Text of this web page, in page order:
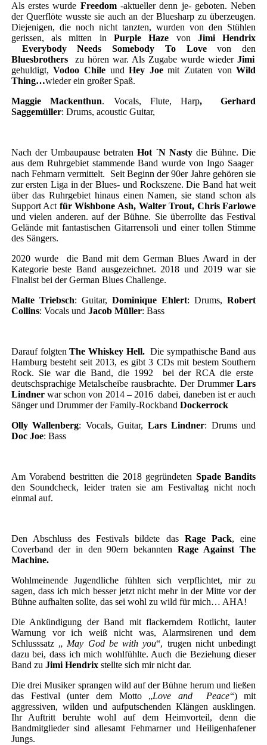
Als erstes wurde Freedom-aktueller denn je- geboten. Neben
der Querflöte wusste sie auch an der Bluesharp zu überzeugen.
Diejenigen, die noch nicht tanzten, wurden von den Stühlen
gerissen, als mitten in Purple Haze von Jimi
Hendrix
Everybody Needs Somebody To Lovevon den
Bluesbrothers
zu hören war. Als Zugabe wurde wiederJimi
gehuldigt,Vodoo Chile undHey Joemit Zutaten vonWild
Thing…wieder ein großer Spaß.
Maggie Mackenthun. Vocals, Flute, Harp, Gerhard
Saggemüller: Drums, acoustic Guitar,
Nach der Umbaupause betraten Hot ´N Nastydie Bühne. Die
aus dem Ruhrgebiet stammende Band wurde von Ingo Saager
nach Fehmarn vermittelt. Seit Beginn der 90er Jahre gehören sie
zur ersten Liga in der Blues- und Rockszene. Die Band hat weit
über das Ruhrgebiet hinaus einen Namen, sie stand schon als
Support Act für Wishbone Ash, Walter Trout, Chris Farlowe
und vielen anderen. auf der Bühne. Sie überrollte das Festival
Gelände mit fantastischen Gitarrensoli und einer tollen Stimme
des Sängers.
2020 wurde die Band mit dem German Blues Award in der
Kategorie beste Band ausgezeichnet. 2018 und 2019 war sie
Finalist bei der German Blues Challenge.
Malte Triebsch: Guitar,Dominique Ehlert: Drums,Robert
Collins: Vocals und Jacob Müller: Bass
Darauf folgtenThe Whiskey Hell. Die sympathische Band aus
Hamburg besteht seit 2013, es gibt 3 CDs mit bestem Southern
Rock. Sie war die Band, die 1992 bei der RCA die erste
deutschsprachige Metalscheibe rausbrachte. Der DrummerLars
Lindnerwar schon von 2014 – 2016 dabei, daneben ist er auch
Sänger und Drummer der Family-Rockband Dockerrock
Olly Wallenberg: Vocals, Guitar, Lars Lindner: Drums und
Doc Joe: Bass
Am Vorabend bestritten die 2018 gegründeten Spade Bandits
den Soundcheck, leider traten sie am Festivaltag nicht noch
einmal auf.
Den Abschluss des Festivals bildete das Rage Pack, eine
Coverband der in den 90ern bekanntenRage Against The
Machine.
Wohlmeinende Jugendliche fühlten sich verpflichtet, mir zu
sagen, dass ich mich besser jetzt nicht mehr in der Mitte vor der
Bühne aufhalten sollte, das sei wohl zu wild für mich… AHA!
Die Ankündigung der Band mit flackerndem Rotlicht, lauter
Warnung vor ich weiß nicht was, Alarmsirenen und dem
Schlusssatz „ May God be with you“, trugen nicht unbedingt
dazu bei, dass ich mich wohlfühlte. Auch die Beziehung dieser
Band zu Jimi Hendrixstellte sich mir nicht dar.
Die drei Musiker sprangen wild auf der Bühne herum und ließen
das Festival (unter dem Motto „Love and Peace“) mit
aggressiven, wilden und aufputschenden Klängen ausklingen.
Ihr Auftritt beruhte wohl auf dem Heimvorteil, denn die
Bandmitglieder sind allesamt Fehmarner und Heiligenhafener
Jungs.